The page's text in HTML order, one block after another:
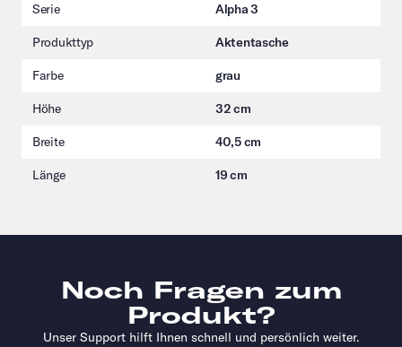
Serie Alpha 3
Produkttyp Aktentasche
Farbe grau
Höhe 32 cm
Breite 40,5 cm
Länge 19 cm
Noch Fragen zum
Produkt?
Unser Support hilft Ihnen schnell und persönlich weiter.